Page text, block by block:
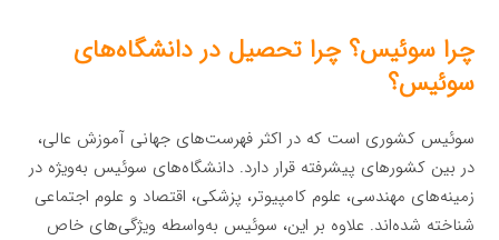
چرا سوئیس؟ چرا تحصیل در دانشگاه‌های
سوئیس؟
سوئیس کشوری است که در اکثر فهرست‌های جهانی آموزش عالی،
در بین کشورهای پیشرفته قرار دارد. دانشگاه‌های سوئیس به‌ویژه در
زمینه‌های مهندسی، علوم کامپیوتر، پزشکی، اقتصاد و علوم اجتماعی
شناخته شده‌اند. علاوه بر این، سوئیس به‌واسطه ویژگی‌های خاص